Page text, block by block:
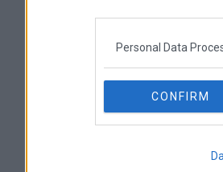
Personal Data
CONFIRM